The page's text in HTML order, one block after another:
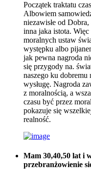
Początek traktatu
Albowiem
niezawisłe od
inna jaka istota.
moralnych ustaw
występku albo
jak pewna nagroda
się przygody na.
naszego ku dobremu
wysługę. Nagroda
z moralnością, a
czasu być przez
pokazuje się
realność.
Mam 30,40,50 lat i
przebranżowienie